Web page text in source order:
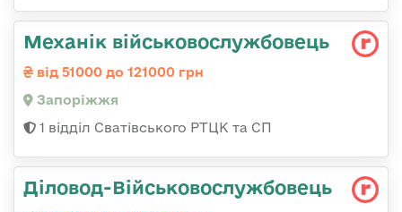
Механік військовослужбовець
від 51000 до 121000 грн
Запоріжжя
1 відділ Сватівського РТЦК та СП
Діловод-Військовослужбовець